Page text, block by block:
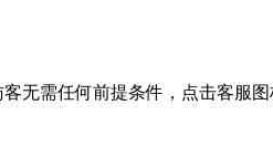
无需任何前提条件，点击客服